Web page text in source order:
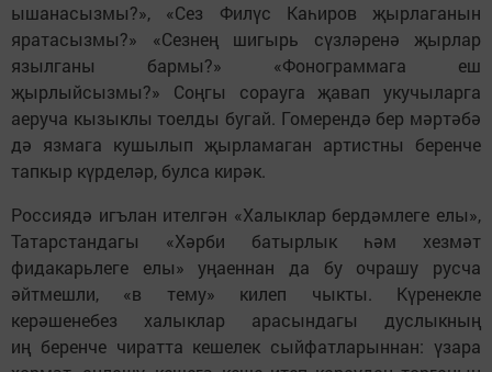
ышанасызмы?», «Сез Филүс Каһиров җырлаганын
яратасызмы?» «Сезнең шигырь сүзләренә җырлар
язылганы бармы?» «Фонограммага еш
җырлыйсызмы?» Соңгы сорауга җавап укучыларга
аеруча кызыклы тоелды бугай. Гомерендә бер мәртәбә
дә язмага кушылып җырламаган артистны беренче
тапкыр күрделәр, булса кирәк.
Россиядә игълан ителгән «Халыклар бердәмлеге елы»,
Татарстандагы «Хәрби батырлык һәм хезмәт
фидакарьлеге елы» уңаеннан да бу очрашу русча
әйтмешли, «в тему» килеп чыкты. Күренекле
керәшенебез халыклар арасындагы дуслыкның
иң беренче чиратта кешелек сыйфатларыннан: үзара